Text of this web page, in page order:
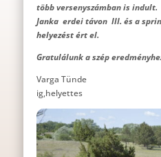
több versenyszámban is indult.
Janka erdei távon III. és a
helyezést ért el.
Gratulálunk a szép
Varga Tünde
ig,helyettes